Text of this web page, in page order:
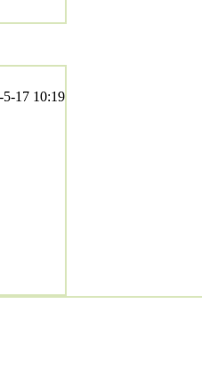
17 10:19